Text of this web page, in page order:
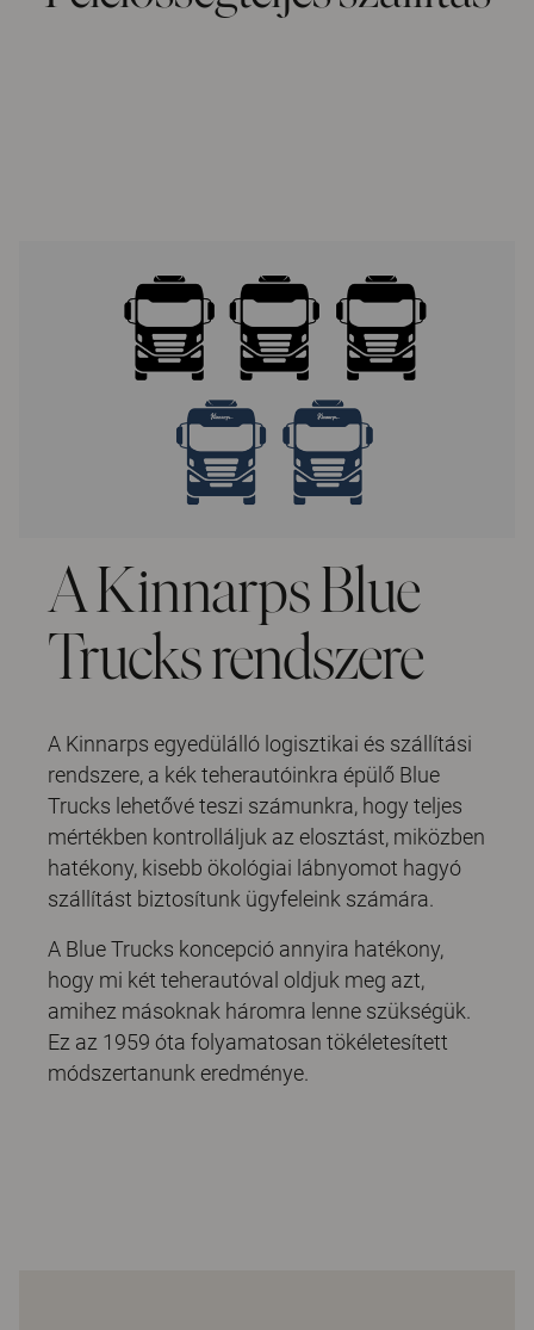
A Kinnarps Blue
Trucks rendszere
A Kinnarps egyedülálló logisztikai és szállítási
rendszere, a kék teherautóinkra épülő Blue
Trucks lehetővé teszi számunkra, hogy teljes
mértékben kontrolláljuk az elosztást, miközben
hatékony, kisebb ökológiai lábnyomot hagyó
szállítást biztosítunk ügyfeleink számára.
A Blue Trucks koncepció annyira hatékony,
hogy mi két teherautóval oldjuk meg azt,
amihez másoknak háromra lenne szükségük.
Ez az 1959 óta folyamatosan tökéletesített
módszertanunk eredménye.